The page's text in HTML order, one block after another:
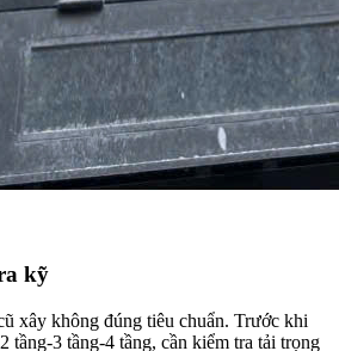
kỹ​
xây không đúng tiêu chuẩn. Trước khi
tầng-3 tầng-4 tầng, cần kiểm tra tải trọng